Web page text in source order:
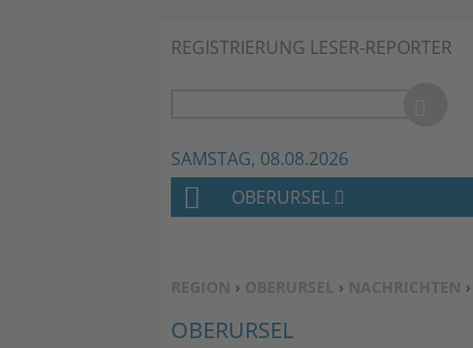
REGISTRIERUNG LESER-REPORTER
SAMSTAG, 08.08.2026
SIE BEFINDEN SICH HIER:
REGION › OBERURSEL › NACHRICHTEN ›
OBERURSEL
H
M
E
OBERURSEL